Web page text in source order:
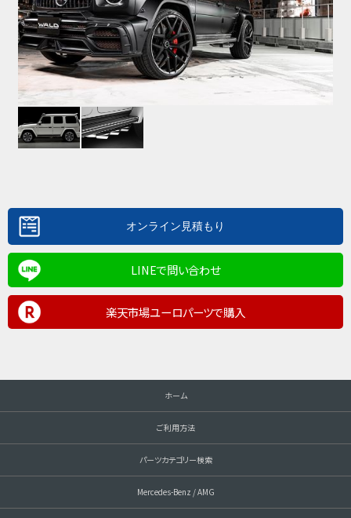
LINEで問い合わせ
楽天市場ユーロパーツで購入
ホーム
ご利用方法
パーツカテゴリー検索
Mercedes-Benz / AMG